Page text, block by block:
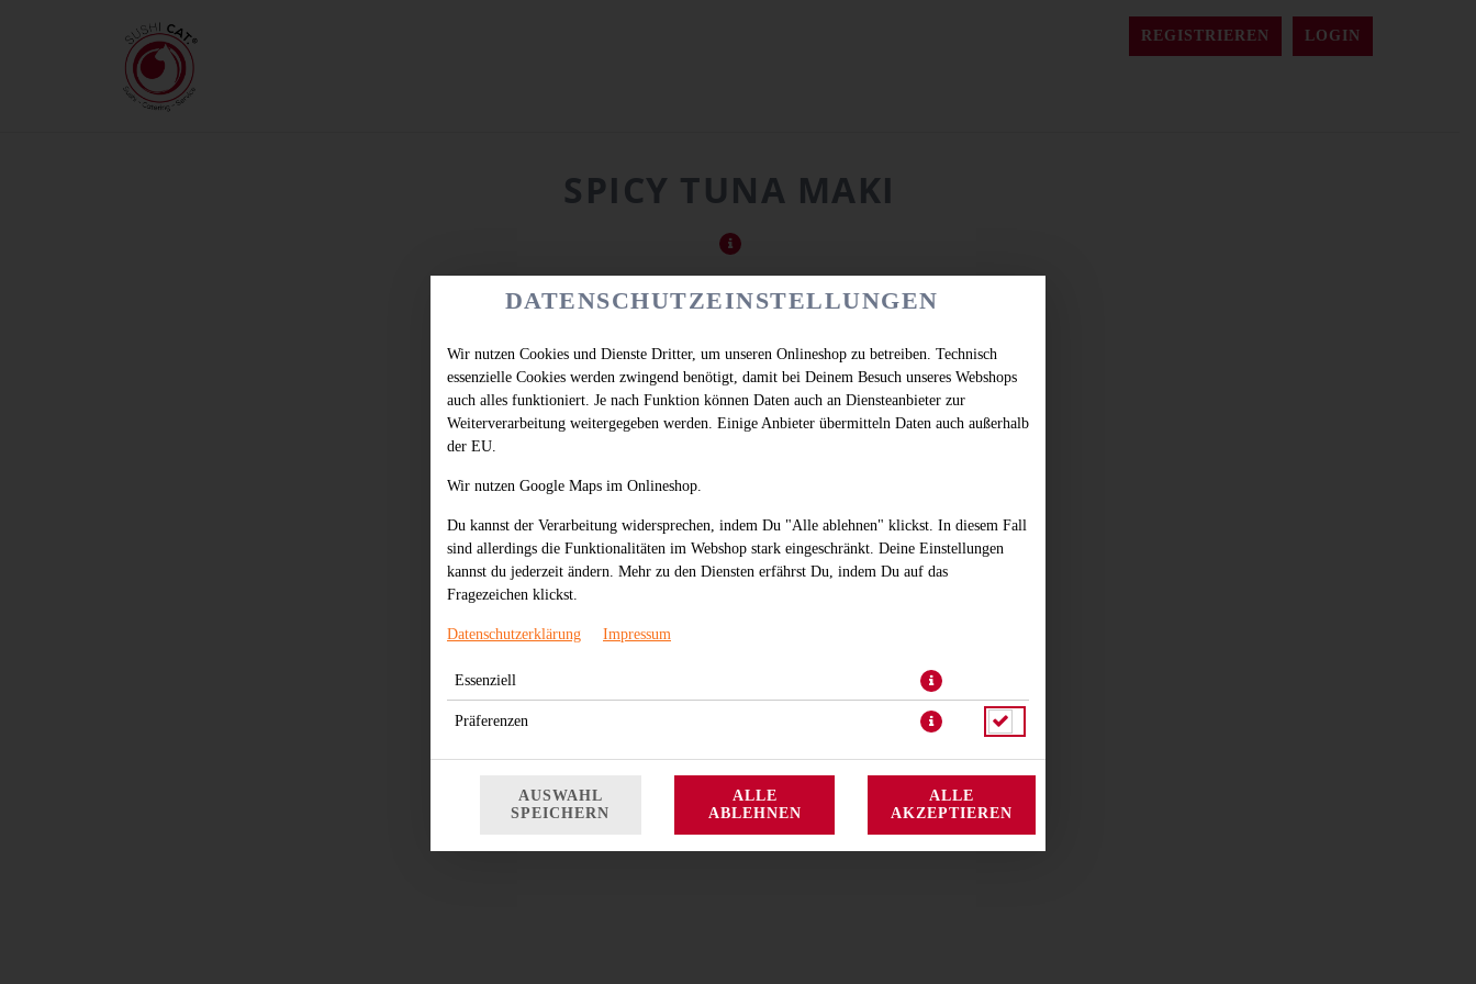
REGISTRIEREN LOGIN
SPICY TUNA MAKI
* Die Preise können nach Auswahl des Stores variieren.
DATENSCHUTZEINSTELLUNGEN
Wir nutzen Cookies und Dienste Dritter, um unseren Onlineshop zu betreiben. Technisch
essenzielle Cookies werden zwingend benötigt, damit bei Deinem Besuch unseres Webshops
auch alles funktioniert. Je nach Funktion können Daten auch an Diensteanbieter zur
Weiterverarbeitung weitergegeben werden. Einige Anbieter übermitteln Daten auch außerhalb
der EU.
Wir nutzen Google Maps im Onlineshop.
Du kannst der Verarbeitung widersprechen, indem Du "Alle ablehnen" klickst. In diesem Fall
sind allerdings die Funktionalitäten im Webshop stark eingeschränkt. Deine Einstellungen
kannst du jederzeit ändern. Mehr zu den Diensten erfährst Du, indem Du auf das
Fragezeichen klickst.
Datenschutzerklärung Impressum
Essenziell
Präferenzen
AUSWAHL
SPEICHERN
ALLE
ABLEHNEN
ALLE
AKZEPTIEREN